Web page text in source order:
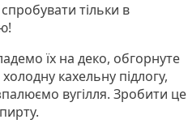
тільки в
їх на деко, обгорнуте
кахельну підлогу,
вугілля. Зробити це